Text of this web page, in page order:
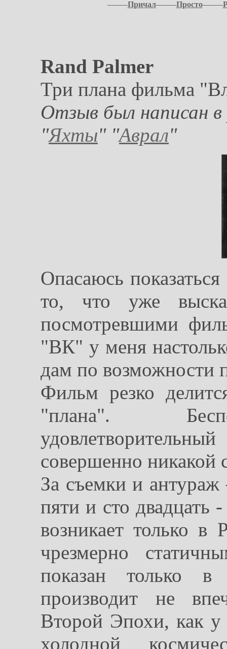
–––––Причал–––––Просто–––––
Rand Palmer
Три плана фильма
Отзыв был написан в
"Яхты" "Аврал"
Опасаюсь
то, что уже
посмотревшими
"ВК" у меня
дам по возможности
Фильм резко
"плана".
совершенно
За съемки и антураж
пяти и сто двадцать
возникает только в
чрезмерно
показан только
производит не
Второй Эпохи, как
холодной